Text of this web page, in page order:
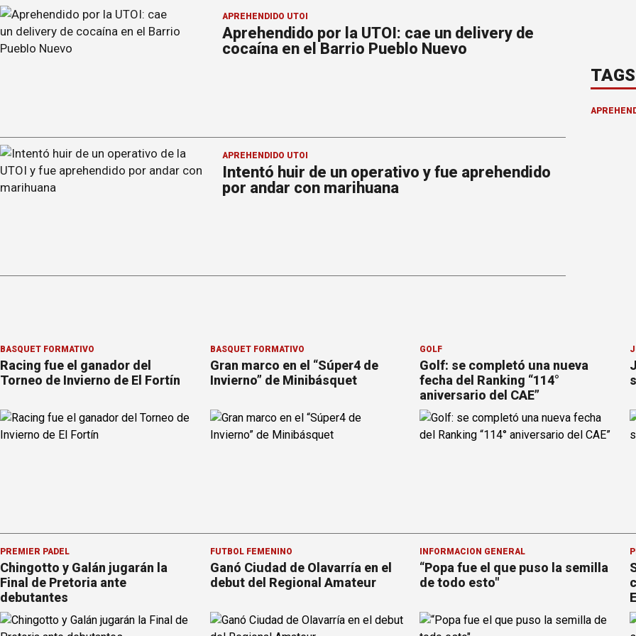
APREHENDIDO UTOI
Aprehendido por la UTOI: cae un delivery de
cocaína en el Barrio Pueblo Nuevo
APREHENDIDO UTOI
Intentó huir de un operativo y fue aprehendido
por andar con marihuana
TAGS
BÁSQUET FORMATIVO
Racing fue el ganador del
Torneo de Invierno de El Fortín
BÁSQUET FORMATIVO
Gran marco en el “Súper4 de
Invierno” de Minibásquet
GOLF
Golf: se completó una nueva
fecha del Ranking “114°
aniversario del CAE”
PREMIER PÁDEL
Chingotto y Galán jugarán la
Final de Pretoria ante
debutantes
FÚTBOL FEMENINO
Ganó Ciudad de Olavarría en el
debut del Regional Amateur
INFORMACION GENERAL
“Popa fue el que puso la semilla
de todo esto"